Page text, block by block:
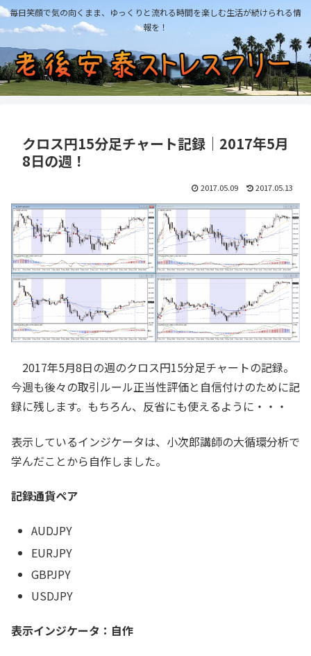
毎日笑顔で気の向くまま、ゆっくりと流れる時間を楽しむ生活が続けられる情
報を！
クロス円15分足チャート記録｜2017年5月
8日の週！
2017.05.09 2017.05.13
2017年5月8日の週のクロス円15分足チャートの記録。
今週も後々の取引ルール正当性評価と自信付けのために記
録に残します。もちろん、反省にも使えるように・・・
表示しているインジケータは、小次郎講師の大循環分析で
学んだことから自作しました。
記録通貨ペア
AUDJPY
EURJPY
GBPJPY
USDJPY
表示インジケータ：自作